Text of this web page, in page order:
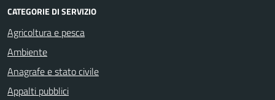
CATEGORIE DI SERVIZIO
Agricoltura e pesca
Ambiente
Anagrafe e stato civile
Appalti pubblici